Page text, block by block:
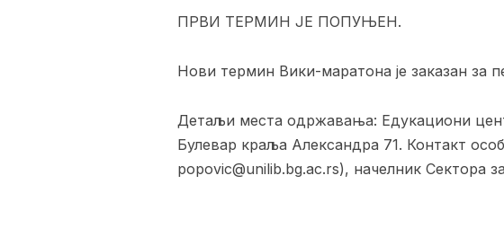
ПРВИ ТЕРМИН ЈЕ ПОПУЊЕН.
Нови термин Вики-маратона је заказан за
Детаљи места одржавања: Едукациони
Булевар краља Александра 71. Контакт
popovic@unilib.bg.ac.rs), начелник Сектора